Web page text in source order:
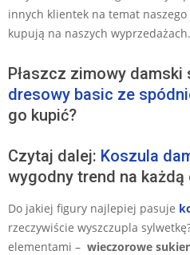
innych klientek na temat
kupują na naszych wyprzedażach.
Płaszcz zimowy damski
dresowy basic ze
go kupić?
Czytaj dalej: Koszula
wygodny trend na każdą
Do jakiej figury najlepiej pasuje
rzeczywiście wyszczupla
elementami – wieczorowe